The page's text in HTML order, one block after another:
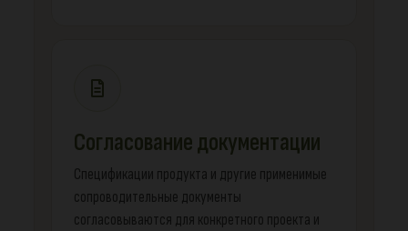
Согласование документации
Спецификации продукта и другие применимые
сопроводительные документы
согласовываются для конкретного проекта и